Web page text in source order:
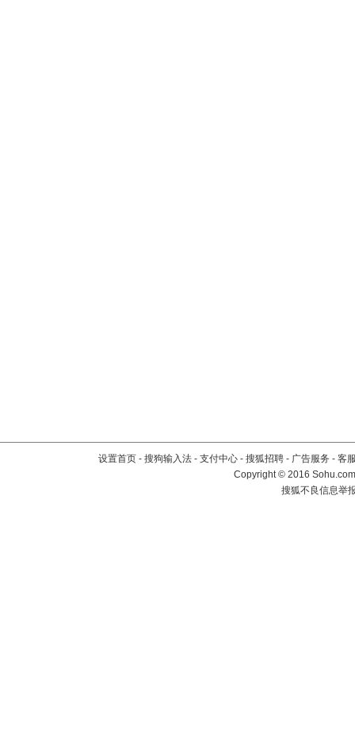
设置首页 - 搜狗输入法 - 支付中心 - 搜狐招聘 - 广告服务 - 客
Copyright©2016
搜狐不良信息举